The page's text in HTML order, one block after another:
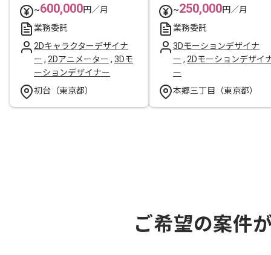
~600,000円／月
業務委託
2Dキャラクターデザイナ
ー , 2Dアニメーター , 3Dモ
ーションデザイナー
初台（東京都）
~250,000円／月
業務委託
3Dモーションデザイナ
ー , 2Dモーションデザイ
ー
本郷三丁目（東京都）
ご希望の案件